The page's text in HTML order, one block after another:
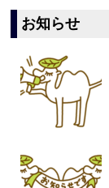
お知らせ